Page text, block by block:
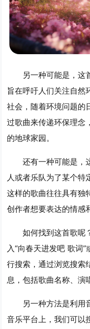
另一种可能是，这
旨在呼吁人们关注自然
社会，随着环境问题的
过歌曲来传递环保理念
的地球家园。
还有一种可能是，
人或者乐队为了某个特
这样的歌曲往往具有独
创作者想要表达的情感
如何找到这首歌呢
入“向春天进发吧 歌词
行搜索，通过浏览搜索
息，包括歌曲名称、演
另一种方法是利用
音乐平台上，我们可以